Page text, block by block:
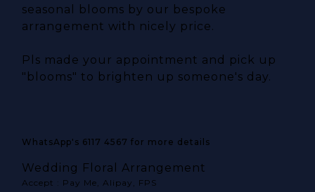
seasonal blooms by our bespoke
arrangement with nicely price.
Pls made your appointment and pick up
"blooms" to brighten up someone's day.
WhatsApp's 6117 4567 for more details
Wedding Floral Arrangement
Accept : Pay Me, Alipay, FPS